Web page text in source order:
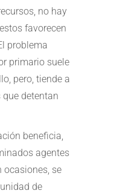
no hay
favorecen
problema
primario suele
pero, tiende a
detentan
beneficia,
agentes
ocasiones, se
de